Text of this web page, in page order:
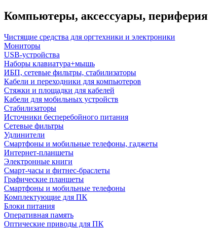
Компьютеры, аксессуары, периферия
Чистящие средства для оргтехники и электроники
Мониторы
USB-устройства
Наборы клавиатура+мышь
ИБП, сетевые фильтры, стабилизаторы
Кабели и переходники для компьютеров
Стяжки и площадки для кабелей
Кабели для мобильных устройств
Стабилизаторы
Источники бесперебойного питания
Сетевые фильтры
Удлинители
Смартфоны и мобильные телефоны, гаджеты
Интернет-планшеты
Электронные книги
Смарт-часы и фитнес-браслеты
Графические планшеты
Смартфоны и мобильные телефоны
Комплектующие для ПК
Блоки питания
Оперативная память
Оптические приводы для ПК